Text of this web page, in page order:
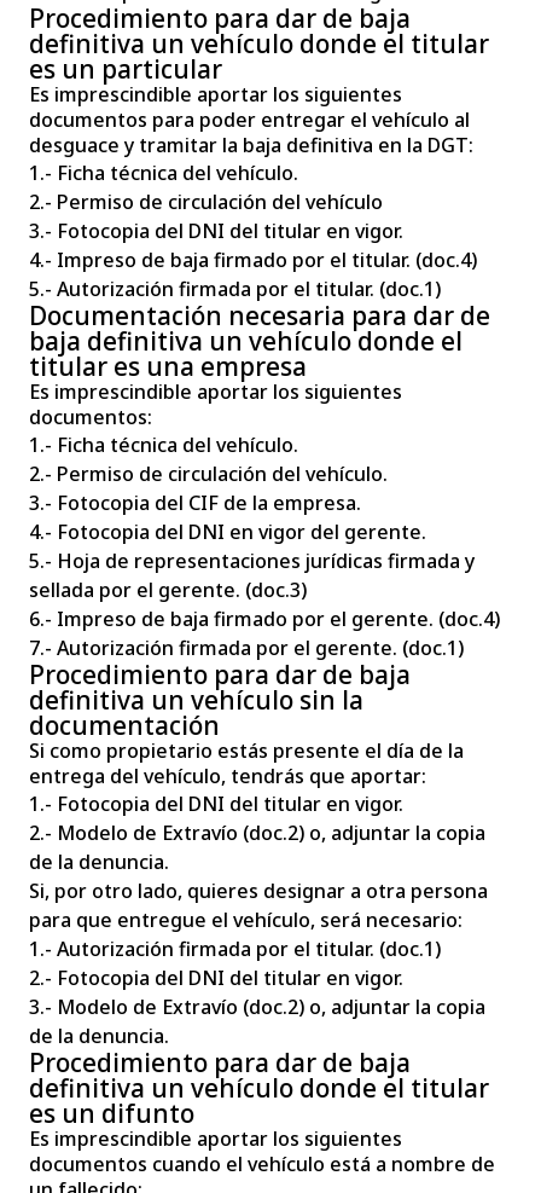
Procedimiento para dar de baja
definitiva un vehículo donde el titular
es un particular
Es imprescindible aportar los siguientes
documentos para poder entregar el vehículo al
desguace y tramitar la baja definitiva en la DGT:
1.- Ficha técnica del vehículo.
2.- Permiso de circulación del vehículo
3.- Fotocopia del DNI del titular en vigor.
4.- Impreso de baja firmado por el titular. (doc.4)
5.- Autorización firmada por el titular. (doc.1)
Documentación necesaria para dar de
baja definitiva un vehículo donde el
titular es una empresa
Es imprescindible aportar los siguientes
documentos:
1.- Ficha técnica del vehículo.
2.- Permiso de circulación del vehículo.
3.- Fotocopia del CIF de la empresa.
4.- Fotocopia del DNI en vigor del gerente.
5.- Hoja de representaciones jurídicas firmada y
sellada por el gerente. (doc.3)
6.- Impreso de baja firmado por el gerente. (doc.4)
7.- Autorización firmada por el gerente. (doc.1)
Procedimiento para dar de baja
definitiva un vehículo sin la
documentación
Si como propietario estás presente el día de la
entrega del vehículo, tendrás que aportar:
1.- Fotocopia del DNI del titular en vigor.
2.- Modelo de Extravío (doc.2) o, adjuntar la copia
de la denuncia.
Si, por otro lado, quieres designar a otra persona
para que entregue el vehículo, será necesario:
1.- Autorización firmada por el titular. (doc.1)
2.- Fotocopia del DNI del titular en vigor.
3.- Modelo de Extravío (doc.2) o, adjuntar la copia
de la denuncia.
Procedimiento para dar de baja
definitiva un vehículo donde el titular
es un difunto
Es imprescindible aportar los siguientes
documentos cuando el vehículo está a nombre de